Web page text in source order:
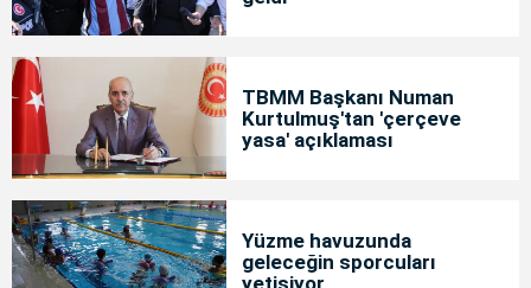
TBMM Başkanı Numan
Kurtulmuş'tan 'çerçeve
yasa' açıklaması
Yüzme havuzunda
geleceğin sporcuları